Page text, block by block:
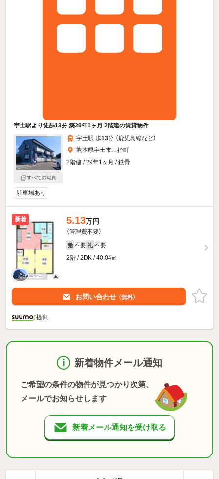
宇土駅より徒歩13分 築29年1ヶ月 2階建の賃貸物件
すべての写真
宇土駅 歩13分 （鹿児島線など）
熊本県宇土市三拾町
2階建 / 29年1ヶ月 / 鉄骨
駐車場あり
新着 5.13万円
（管理費不要）
敷 不要 礼 不要
2階 / 2DK / 40.04㎡
お問い合わせ （無料）
提供
新着物件メール通知
ご希望の条件の物件が見つかり次第、
メールでお知らせします
新着メール通知を受け取る